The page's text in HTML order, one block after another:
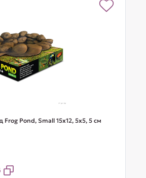
Pond, Small 15x12, 5x5, 5 см